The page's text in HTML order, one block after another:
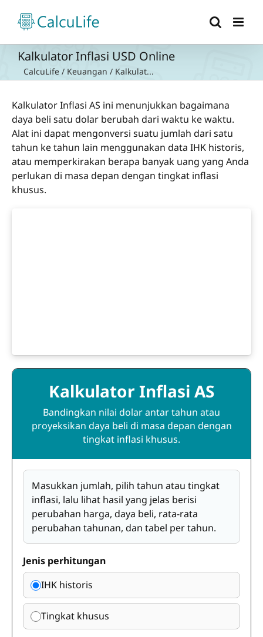
content
Kalkulator Inflasi USD Online
CalcuLife / Keuangan / Kalkulat...
Kalkulator Inflasi AS ini menunjukkan bagaimana
daya beli satu dolar berubah dari waktu ke waktu.
Alat ini dapat mengonversi suatu jumlah dari satu
tahun ke tahun lain menggunakan data IHK historis,
atau memperkirakan berapa banyak uang yang Anda
perlukan di masa depan dengan tingkat inflasi
khusus.
Kalkulator Inflasi AS
Bandingkan nilai dolar antar tahun atau
proyeksikan daya beli di masa depan dengan
tingkat inflasi khusus.
Masukkan jumlah, pilih tahun atau tingkat
inflasi, lalu lihat hasil yang jelas berisi
perubahan harga, daya beli, rata-rata
perubahan tahunan, dan tabel per tahun.
Jenis perhitungan
IHK historis
Tingkat khusus